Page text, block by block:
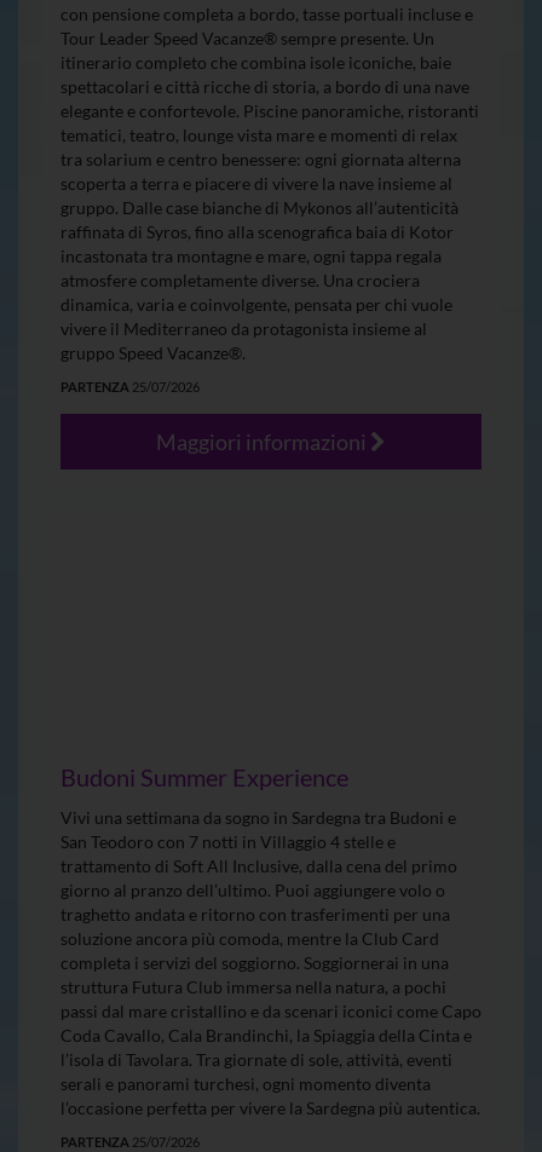
con pensione completa a bordo, tasse portuali incluse e
Tour Leader Speed Vacanze® sempre presente. Un
itinerario completo che combina isole iconiche, baie
spettacolari e città ricche di storia, a bordo di una nave
elegante e confortevole. Piscine panoramiche, ristoranti
tematici, teatro, lounge vista mare e momenti di relax
tra solarium e centro benessere: ogni giornata alterna
scoperta a terra e piacere di vivere la nave insieme al
gruppo. Dalle case bianche di Mykonos all’autenticità
raffinata di Syros, fino alla scenografica baia di Kotor
incastonata tra montagne e mare, ogni tappa regala
atmosfere completamente diverse. Una crociera
dinamica, varia e coinvolgente, pensata per chi vuole
vivere il Mediterraneo da protagonista insieme al
gruppo Speed Vacanze®.
PARTENZA 25/07/2026
Maggiori informazioni
Budoni Summer Experience
Vivi una settimana da sogno in Sardegna tra Budoni e
San Teodoro con 7 notti in Villaggio 4 stelle e
trattamento di Soft All Inclusive, dalla cena del primo
giorno al pranzo dell’ultimo. Puoi aggiungere volo o
traghetto andata e ritorno con trasferimenti per una
soluzione ancora più comoda, mentre la Club Card
completa i servizi del soggiorno. Soggiornerai in una
struttura Futura Club immersa nella natura, a pochi
passi dal mare cristallino e da scenari iconici come Capo
Coda Cavallo, Cala Brandinchi, la Spiaggia della Cinta e
l’isola di Tavolara. Tra giornate di sole, attività, eventi
serali e panorami turchesi, ogni momento diventa
l’occasione perfetta per vivere la Sardegna più autentica.
PARTENZA 25/07/2026